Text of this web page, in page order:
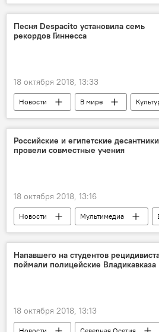
Северная Осетия
Песня Despacito установила семь
рекордов Гиннесса
18 октября 2018, 13:33
Новости В мире
Российские и египетские десантники
провели совместные учения
18 октября 2018, 13:16
Новости Мультимедиа
Напавшего на студентов
поймали полицейские Владикавказа
18 октября 2018, 13:13